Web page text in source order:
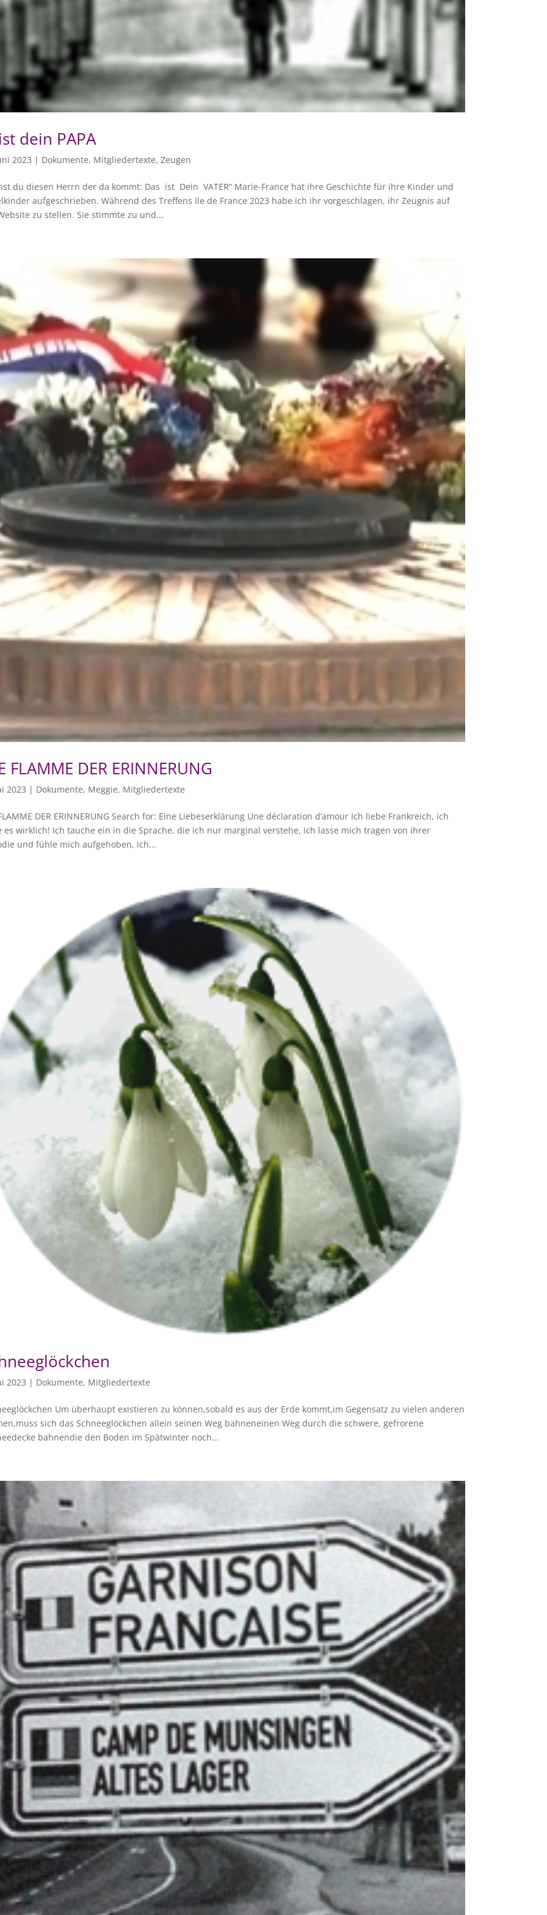
dein PAPA
2023 | Dokumente, Mitgliedertexte, Zeugen
du diesen Herrn der da kommt: Das ist Dein VATER“ Marie-France hat ihre Geschichte für ihre Kinder und
aufgeschrieben. Während des Treffens Ile de France 2023 habe ich ihr vorgeschlagen, ihr Zeugnis auf
zu stellen. Sie stimmte zu und...
FLAMME DER ERINNERUNG
2023 | Dokumente, Meggie, Mitgliedertexte
DER ERINNERUNG Search for: Eine Liebeserklärung Une déclaration d’amour Ich liebe Frankreich, ich
es wirklich! Ich tauche ein in die Sprache, die ich nur marginal verstehe, ich lasse mich tragen von ihrer
und fühle mich aufgehoben, ich...
2023 | Dokumente, Mitgliedertexte
Um überhaupt existieren zu können,sobald es aus der Erde kommt,im Gegensatz zu vielen anderen
sich das Schneeglöckchen allein seinen Weg bahneneinen Weg durch die schwere, gefrorene
bahnendie den Boden im Spätwinter noch...